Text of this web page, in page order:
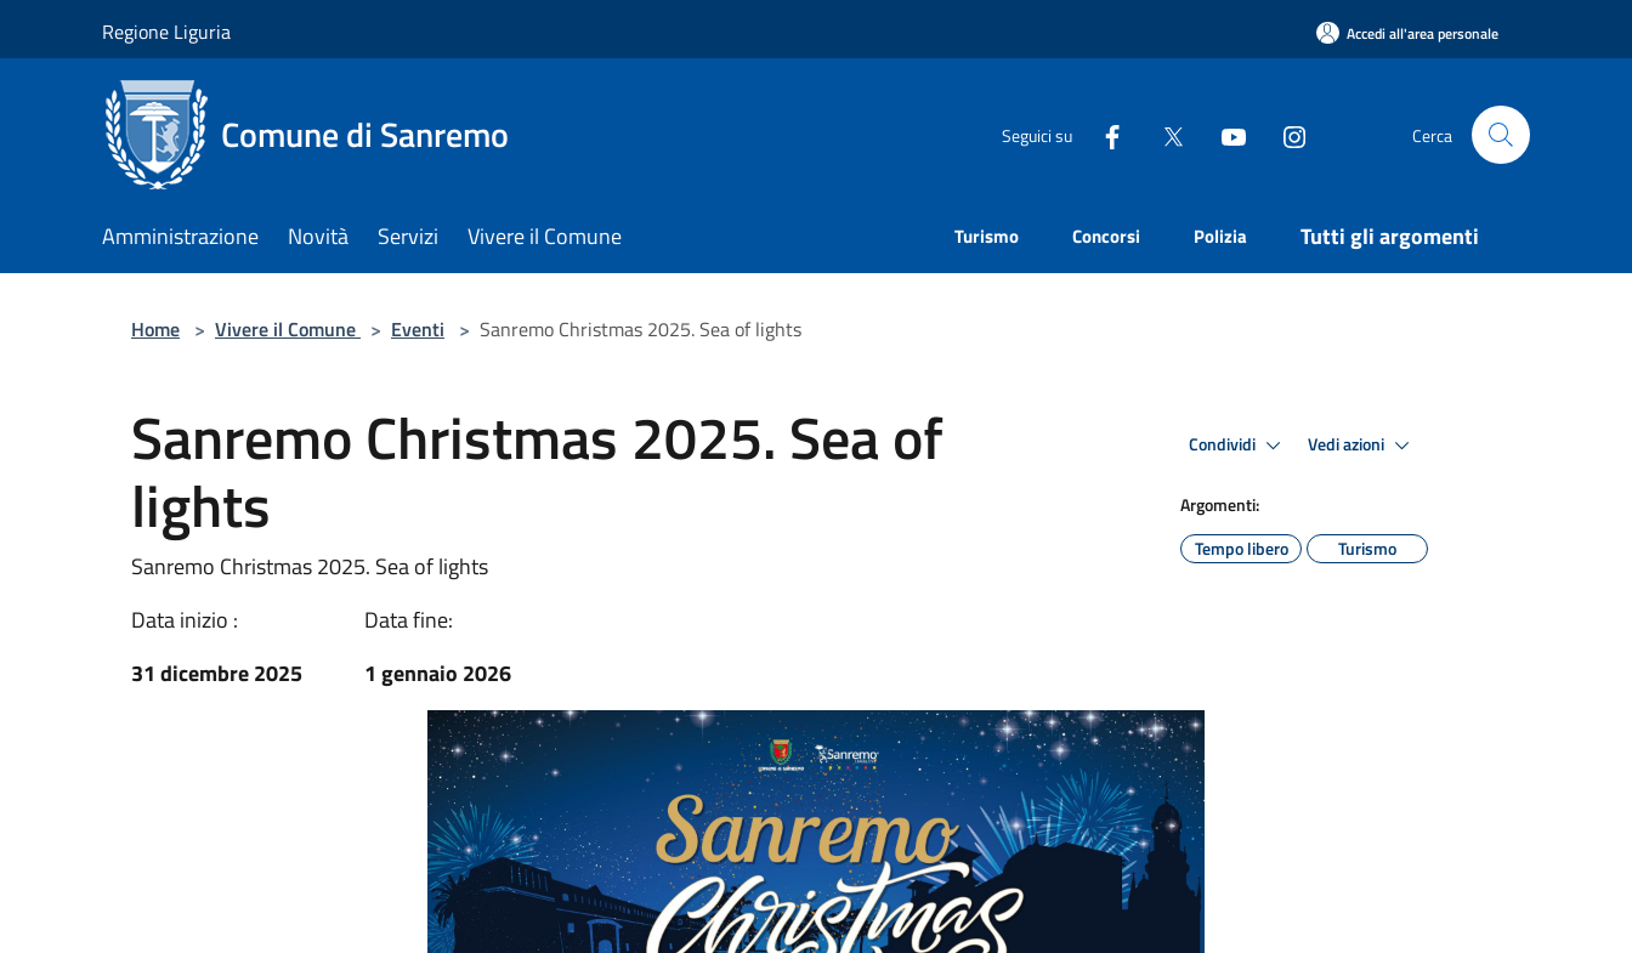
Regione Liguria Accedi all'area personale
Comune di Sanremo Seguici su Cerca
Amministrazione Novità Servizi Vivere il Comune Turismo Concorsi Polizia Tutti gli argomenti
Home > Vivere il Comune > Eventi > Sanremo Christmas 2025. Sea of lights
Sanremo Christmas 2025. Sea of
lights
Sanremo Christmas 2025. Sea of lights
Data inizio :
31 dicembre 2025
Data fine:
1 gennaio 2026
Condividi Vedi azioni
Argomenti:
Tempo libero
Turismo